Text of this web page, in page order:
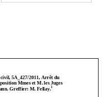
10 octobre 2011, A. contre B., Compos
ition Mmes et M. les Juges
errmann. Greffier: M. Fellay.1
ition Mmes et M. les Juges
en Suisse selon la Convention de